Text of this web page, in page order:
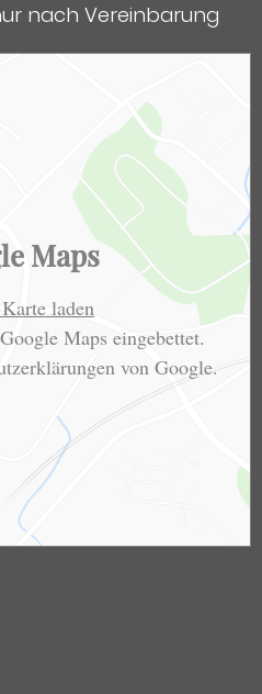
nach Vereinbarung
Maps
laden
Maps eingebettet.
von Google.